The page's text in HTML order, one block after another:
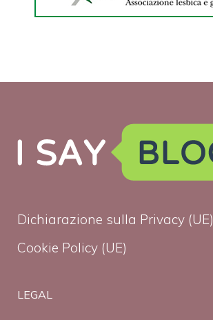
Dichiarazione sulla Privacy (UE)
Cookie Policy (UE)
LEGAL